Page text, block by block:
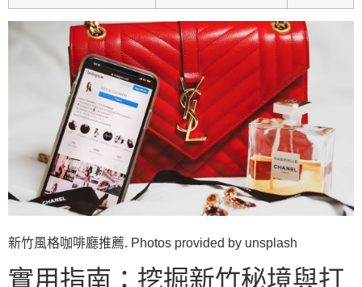
新竹風格咖啡廳推薦. Photos provided by unsplash
實用指南：挖掘新竹秘境與打